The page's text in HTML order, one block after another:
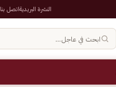
النشرة البريديةاتصل بنا
ابحث في عاجل…